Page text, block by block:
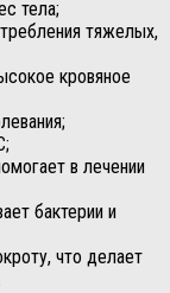
тела;
тяжелых,
кровяное
в лечении
бактерии и
что делает